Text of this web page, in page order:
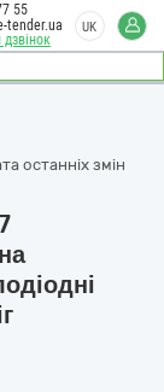
55
tender.ua
UK
останніх змін